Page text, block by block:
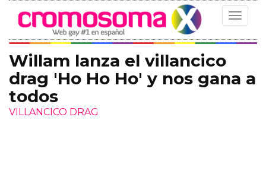
Toggle
Willam lanza el villancico
drag 'Ho Ho Ho' y nos gana a
todos
VILLANCICO DRAG